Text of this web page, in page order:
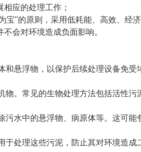
应的处理工作；
宝"的原则，采用低耗能、高效、经
会对环境造成负面影响。
悬浮物，以保护后续处理设备免
。常见的生物处理方法包括活性
水中的悬浮物、病原体等。这可
处理这些污泥，防止其对环境造